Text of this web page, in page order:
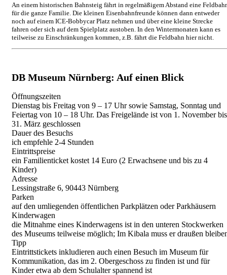
An einem historischen Bahnsteig fährt in regelmäßigem Abstand eine
für die ganze Familie. Die kleinen Eisenbahnfreunde können dann entweder
noch auf einem ICE-Bobbycar Platz nehmen und über eine kleine Strecke
fahren oder sich auf dem Spielplatz austoben. In den Wintermonaten kann es
teilweise zu Einschränkungen kommen, z.B. fährt die Feldbahn hier nicht.
DB Museum Nürnberg: Auf einen Blick
Öffnungszeiten
Dienstag bis Freitag von 9 – 17 Uhr sowie Samstag, Sonntag und
Feiertag von 10 – 18 Uhr. Das Freigelände ist von 1. November bis
31. März geschlossen
Dauer des Besuchs
ich empfehle 2-4 Stunden
Eintrittspreise
ein Familienticket kostet 14 Euro (2 Erwachsene und bis zu 4
Kinder)
Adresse
Lessingstraße 6, 90443 Nürnberg
Parken
auf den umliegenden öffentlichen Parkplätzen oder Parkhäusern
Kinderwagen
die Mitnahme eines Kinderwagens ist in den unteren Stockwerken
des Museums teilweise möglich; Im Kibala muss er draußen
Tipp
Eintrittstickets inkludieren auch einen Besuch im Museum für
Kommunikation, das im 2. Obergeschoss zu finden ist und für
Kinder etwa ab dem Schulalter spannend ist